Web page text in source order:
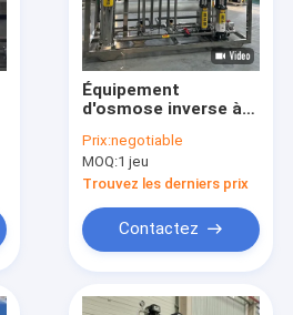
Équipement
d'osmose inverse à
la purification
commerciale de l'eau
Prix:negotiable
MOQ:1 jeu
Trouvez les derniers prix
Contactez